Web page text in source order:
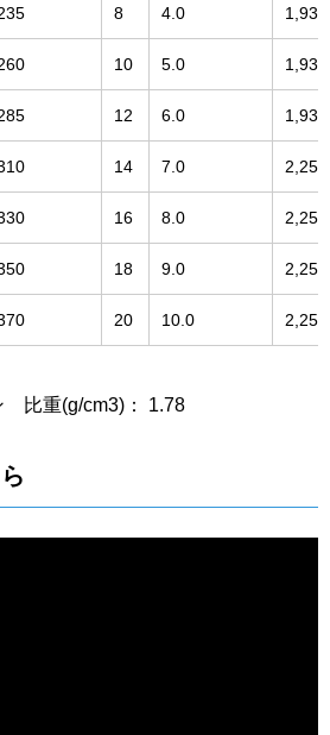
8 4.0
10 5.0
12 6.0
14 7.0
16 8.0
18 9.0
20 10.0
比重(g/cm3)： 1.78